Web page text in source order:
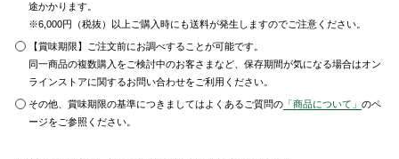
途かかります。
※6,000円（税抜）以上ご購入時にも送料が発生しますのでご注意ください。
【賞味期限】ご注文前にお調べすることが可能です。
同一商品の複数購入をご検討中のお客さまなど、保存期間が気になる場合はオン
ラインストアに関するお問い合わせをご利用ください。
その他、賞味期限の基準につきましてはよくあるご質問の 「商品について」のペ
ージをご参照ください。